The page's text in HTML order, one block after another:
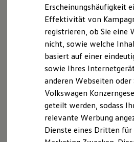
Ladezeitensimulator
Batterie
Sicherheit
Garantie und
Nachhaltigkeit
Technologie
Kosten und Kauf
Verbrauchskosten
Kaufoptionen
E-Auto-Förderung
Software und
Die ID. Software 6
ID. Software
Digitale Extras
Schnittstellen zu
Fahrzeugangebot
Servicetermin buchen
Serviceanfrage stellen
Erscheinungshäufigkeit
Effektivität von
registrieren, ob Sie eine
nicht, sowie welche
basiert auf einer
sowie Ihres
anderen Webseiten
Volkswagen
geteilt werden, sodass
relevante Werbung
Dienste eines Dritten